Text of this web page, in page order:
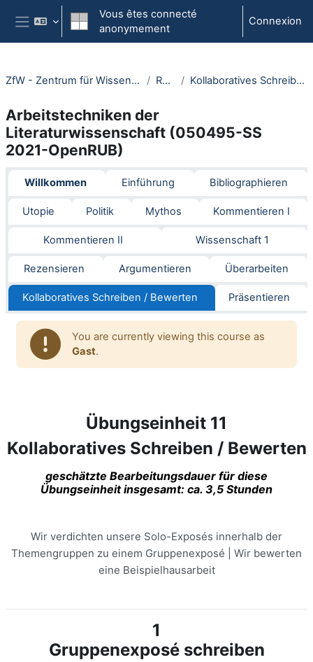
Passer au contenu principal
Panneau latéral
Vous êtes connecté
anonymement
Connexion
ZfW - Zentrum für Wissenschaftsdidaktik RUBeL Kollaboratives Schreiben / Bewerten
Arbeitstechniken der
Literaturwissenschaft (050495-SS
2021-OpenRUB)
Section outline
Willkommen Einführung Bibliographieren
Utopie Politik Mythos Kommentieren I
Kommentieren II Wissenschaft 1
Rezensieren Argumentieren Überarbeiten
Kollaboratives Schreiben / Bewerten Präsentieren
You are currently viewing this course as
Gast.
Übungseinheit 11
Kollaboratives Schreiben / Bewerten
geschätzte Bearbeitungsdauer für diese
Übungseinheit insgesamt: ca. 3,5 Stunden
Wir verdichten unsere Solo-Exposés innerhalb der
Themengruppen zu einem Gruppenexposé | Wir bewerten
eine Beispielhausarbeit
1
Gruppenexposé schreiben